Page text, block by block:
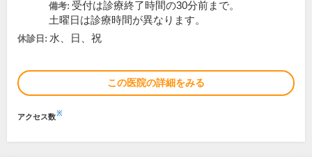
備考: 受付は診療終了時間の30分前まで。
土曜日は診療時間が異なります。
休診日: 水、日、祝
この医院の詳細をみる
アクセス数※